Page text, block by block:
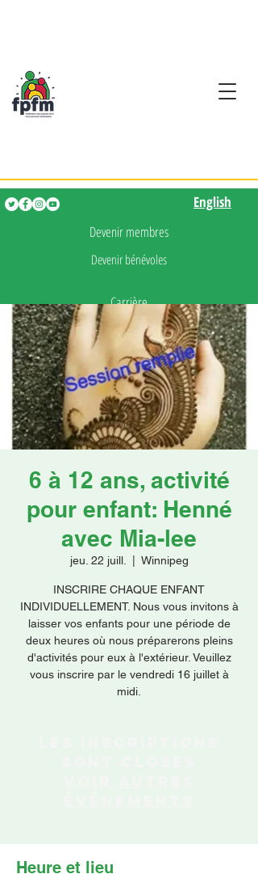
Devenir membres
Devenir bénévoles
Carrière
Presse
Faire un don
English
6 à 12 ans, activité
pour enfant: Henné
avec Mia-lee
jeu. 22 juill. Winnipeg
INSCRIRE CHAQUE ENFANT
INDIVIDUELLEMENT. Nous vous invitons à
laisser vos enfants pour une période de
deux heures où nous préparerons pleins
d'activités pour eux à l'extérieur. Veuillez
vous inscrire par le vendredi 16 juillet à
midi.
Heure et lieu